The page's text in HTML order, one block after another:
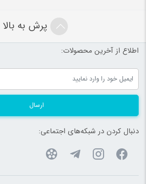
پرش به بالا
اطلاع از آخرین محصولات:
ارسال
دنبال کردن در شبکه‌های اجتماعی: